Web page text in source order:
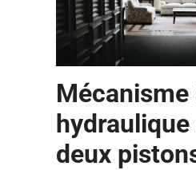
Mécanisme
hydraulique
deux